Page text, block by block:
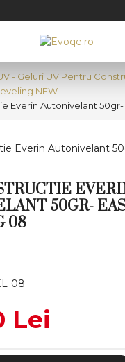
- Geluri UV Pentru
NEW
Everin Autonivelant 50gr-
50GR-
08
08
Lei